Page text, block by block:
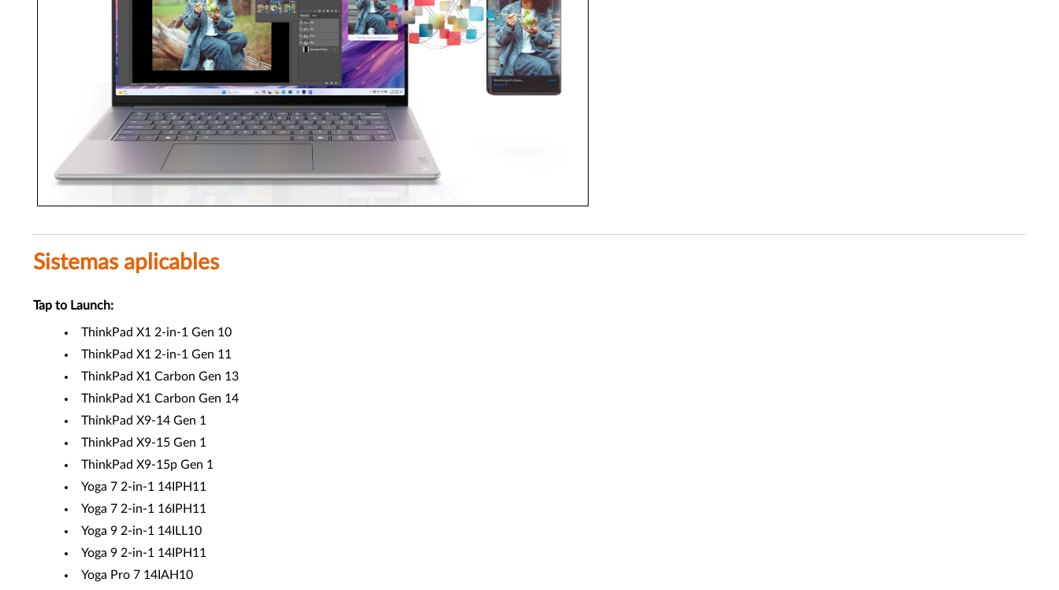
Sistemas aplicables
Tap to Launch:
ThinkPad X1 2-in-1 Gen 10
ThinkPad X1 2-in-1 Gen 11
ThinkPad X1 Carbon Gen 13
ThinkPad X1 Carbon Gen 14
ThinkPad X9-14 Gen 1
ThinkPad X9-15 Gen 1
ThinkPad X9-15p Gen 1
Yoga 7 2-in-1 14IPH11
Yoga 7 2-in-1 16IPH11
Yoga 9 2-in-1 14ILL10
Yoga 9 2-in-1 14IPH11
Yoga Pro 7 14IAH10